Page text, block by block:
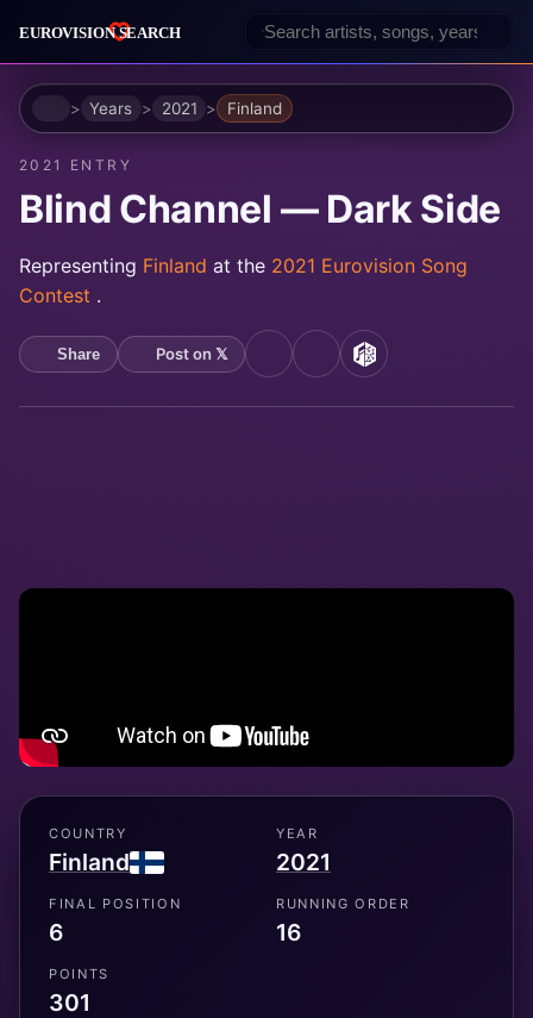
HomeYears 2021 Finland
2021 ENTRY
Blind Channel — Dark Side
Representing Finland at the 2021 Eurovision Song
Contest .
Share Post on 𝕏 YouTubeSpotifyMusicBrainz
COUNTRY
Finland
YEAR
2021
FINAL POSITION
6
RUNNING ORDER
16
POINTS
301